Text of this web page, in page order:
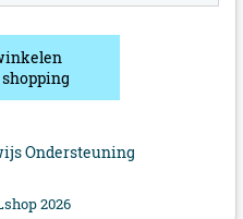
Ondersteuning
2026